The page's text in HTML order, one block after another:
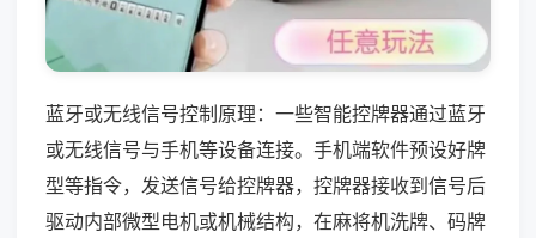
蓝牙或无线信号控制原理：一些智能控牌器通过蓝牙
或无线信号与手机等设备连接。手机端软件预设好牌
型等指令，发送信号给控牌器，控牌器接收到信号后
驱动内部微型电机或机械结构，在麻将机洗牌、码牌